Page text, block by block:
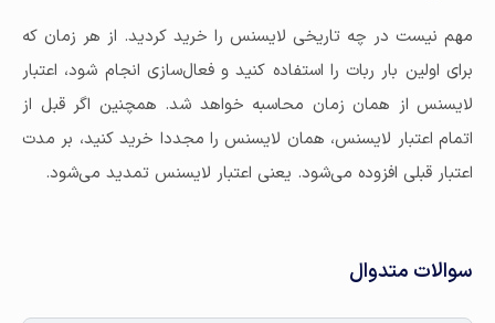
مهم نیست در چه تاریخی لایسنس را خرید کردید. از هر زمان که
برای اولین بار ربات را استفاده کنید و فعال‌سازی انجام شود، اعتبار
لایسنس از همان زمان محاسبه خواهد شد. همچنین اگر قبل از
اتمام اعتبار لایسنس، همان لایسنس را مجددا خرید کنید، بر مدت
اعتبار قبلی افزوده می‌شود. یعنی اعتبار لایسنس تمدید می‌شود.
سوالات متدوال